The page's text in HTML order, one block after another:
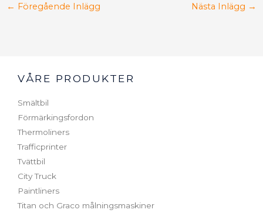
← Föregående Inlägg Nästa Inlägg →
VÅRE PRODUKTER
Smältbil
Förmärkingsfordon
Thermoliners
Trafficprinter
Tvättbil
City Truck
Paintliners
Titan och Graco målningsmaskiner